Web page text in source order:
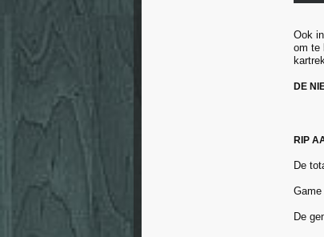
Ook
om te
DE
RIP
De
Game
De